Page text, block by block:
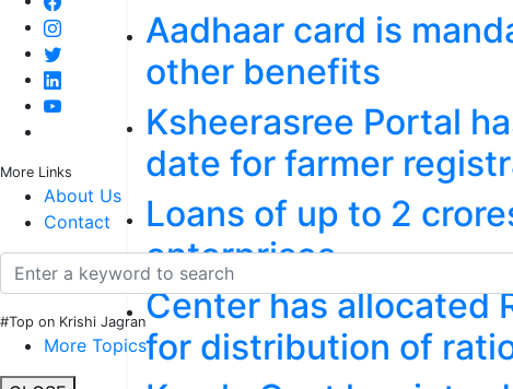
More Links
About Us
Contact
#Top on Krishi Jagran
More Topics
Aadhaar card is
other benefits
Ksheerasree Portal
date for farmer
Loans of up to 2
enterprises
Center has allocated
for distribution of